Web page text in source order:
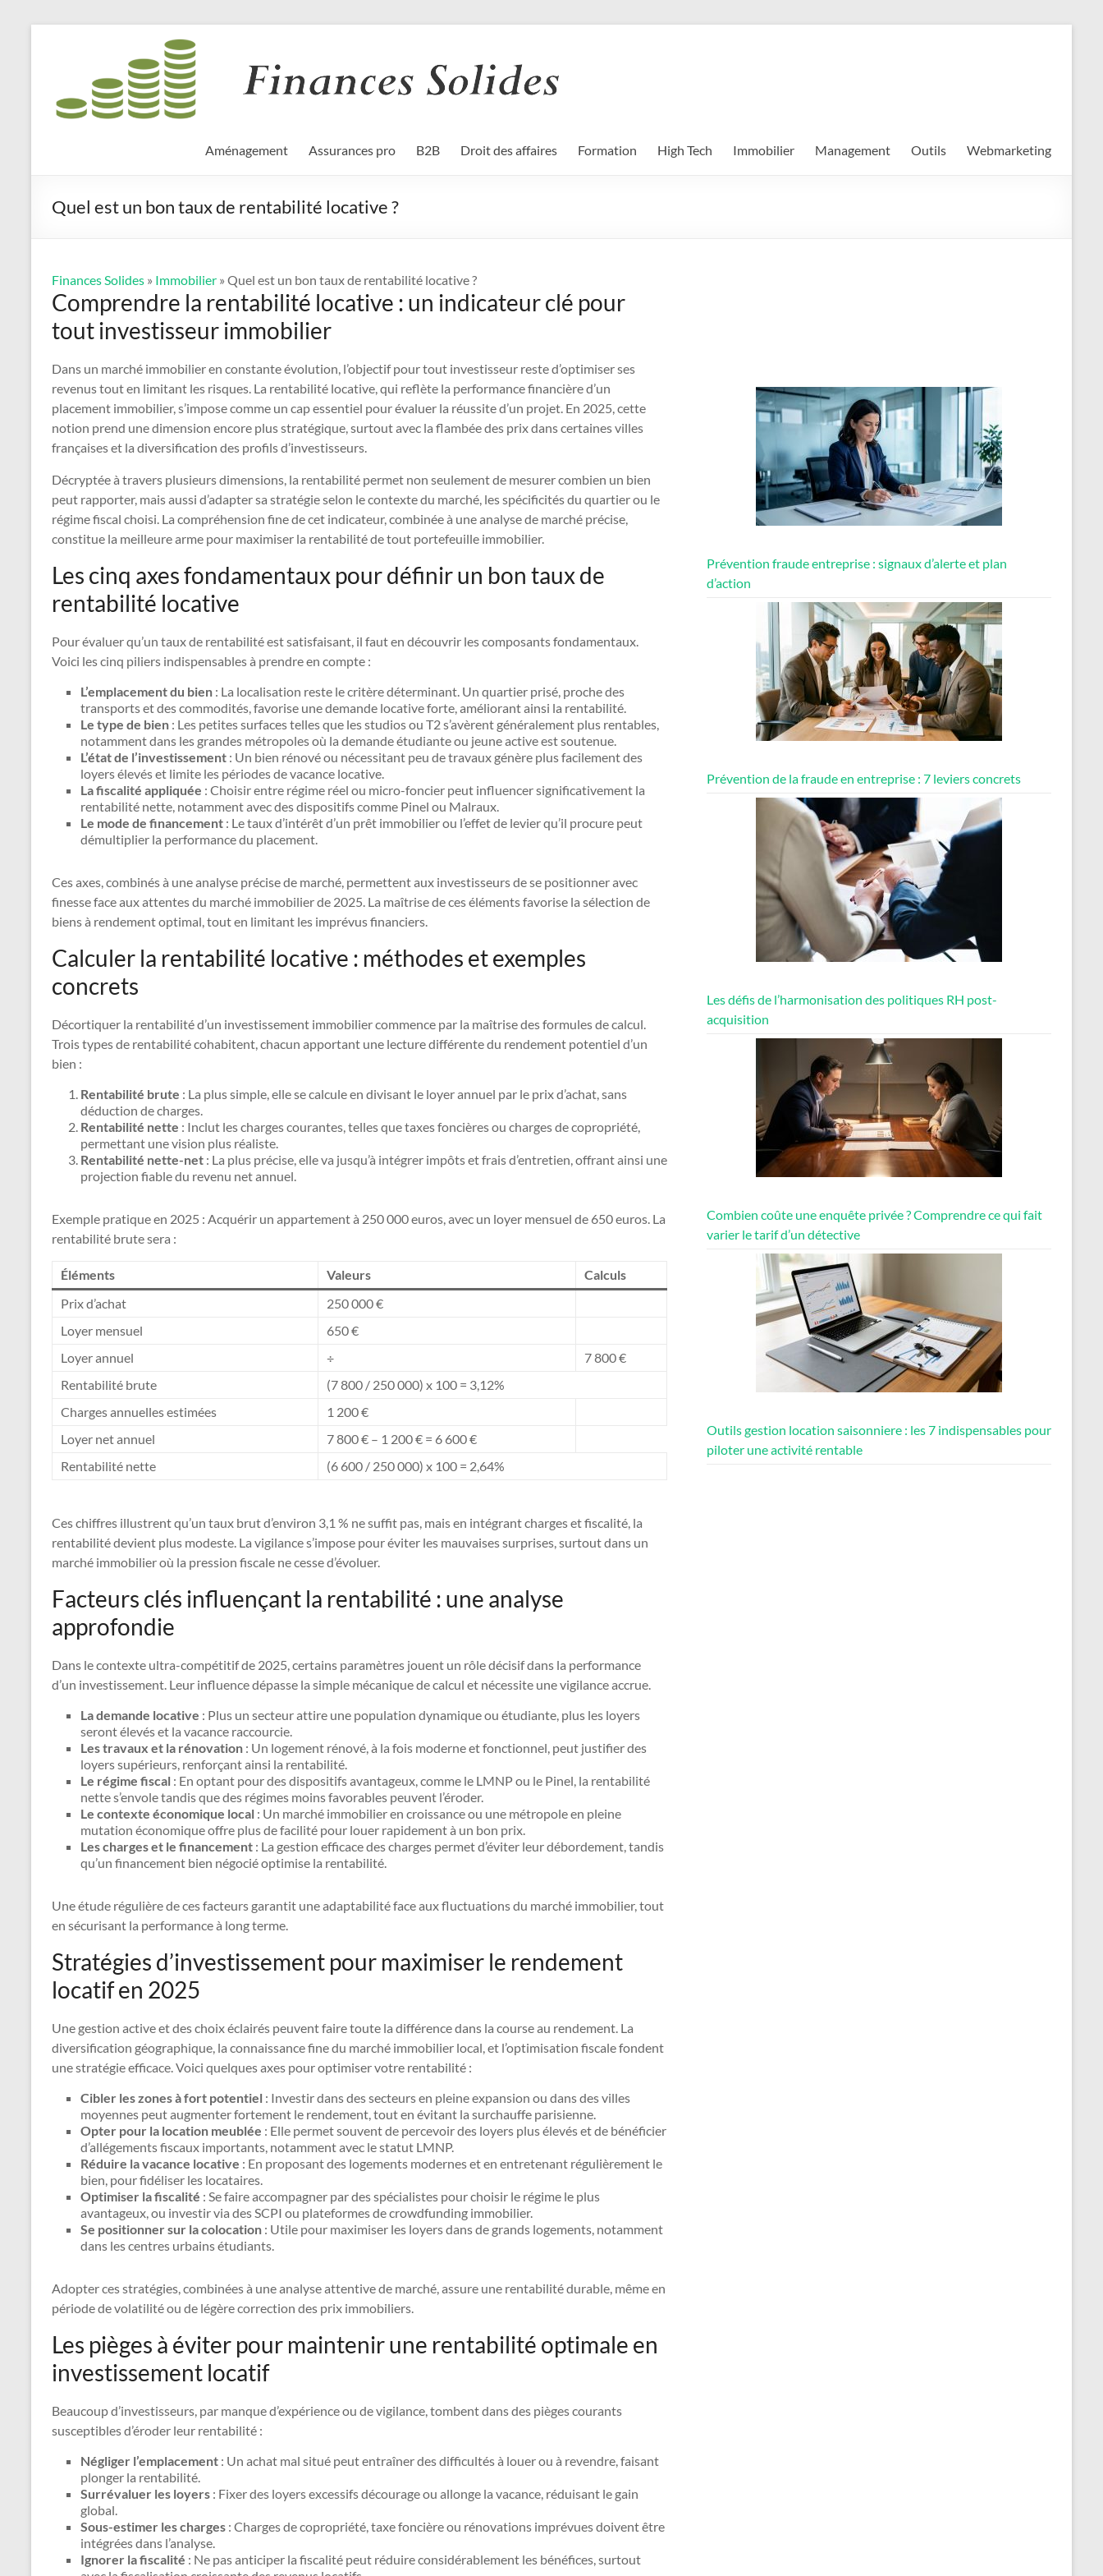
Finances
Solides
Aménagement Assurances pro B2B Droit des affaires Formation High Tech Immobilier Management Outils Webmarketing
Quel est un bon taux de rentabilité locative ?
Finances Solides » Immobilier » Quel est un bon taux de rentabilité locative ?
Comprendre la rentabilité locative : un indicateur clé pour
tout investisseur immobilier
Dans un marché immobilier en constante évolution, l’objectif pour tout investisseur reste d’optimiser ses
revenus tout en limitant les risques. La rentabilité locative, qui reflète la performance financière d’un
placement immobilier, s’impose comme un cap essentiel pour évaluer la réussite d’un projet. En 2025, cette
notion prend une dimension encore plus stratégique, surtout avec la flambée des prix dans certaines villes
françaises et la diversification des profils d’investisseurs.
Décryptée à travers plusieurs dimensions, la rentabilité permet non seulement de mesurer combien un bien
peut rapporter, mais aussi d’adapter sa stratégie selon le contexte du marché, les spécificités du quartier ou le
régime fiscal choisi. La compréhension fine de cet indicateur, combinée à une analyse de marché précise,
constitue la meilleure arme pour maximiser la rentabilité de tout portefeuille immobilier.
Les cinq axes fondamentaux pour définir un bon taux de
rentabilité locative
Pour évaluer qu’un taux de rentabilité est satisfaisant, il faut en découvrir les composants fondamentaux.
Voici les cinq piliers indispensables à prendre en compte :
L’emplacement du bien : La localisation reste le critère déterminant. Un quartier prisé, proche des
transports et des commodités, favorise une demande locative forte, améliorant ainsi la rentabilité.
Le type de bien : Les petites surfaces telles que les studios ou T2 s’avèrent généralement plus rentables,
notamment dans les grandes métropoles où la demande étudiante ou jeune active est soutenue.
L’état de l’investissement : Un bien rénové ou nécessitant peu de travaux génère plus facilement des
loyers élevés et limite les périodes de vacance locative.
La fiscalité appliquée : Choisir entre régime réel ou micro-foncier peut influencer significativement la
rentabilité nette, notamment avec des dispositifs comme Pinel ou Malraux.
Le mode de financement : Le taux d’intérêt d’un prêt immobilier ou l’effet de levier qu’il procure peut
démultiplier la performance du placement.
Ces axes, combinés à une analyse précise de marché, permettent aux investisseurs de se positionner avec
finesse face aux attentes du marché immobilier de 2025. La maîtrise de ces éléments favorise la sélection de
biens à rendement optimal, tout en limitant les imprévus financiers.
Calculer la rentabilité locative : méthodes et exemples
concrets
Décortiquer la rentabilité d’un investissement immobilier commence par la maîtrise des formules de calcul.
Trois types de rentabilité cohabitent, chacun apportant une lecture différente du rendement potentiel d’un
bien :
Rentabilité brute : La plus simple, elle se calcule en divisant le loyer annuel par le prix d’achat, sans
déduction de charges.
Rentabilité nette : Inclut les charges courantes, telles que taxes foncières ou charges de copropriété,
permettant une vision plus réaliste.
Rentabilité nette-net : La plus précise, elle va jusqu’à intégrer impôts et frais d’entretien, offrant ainsi une
projection fiable du revenu net annuel.
Exemple pratique en 2025 : Acquérir un appartement à 250 000 euros, avec un loyer mensuel de 650 euros. La
rentabilité brute sera :
Éléments Valeurs
Calculs
Prix d’achat
250 000 €
Loyer mensuel
650 €
Loyer annuel
÷
7 800 €
Rentabilité brute
(7 800 / 250 000) x 100 = 3,12%
Charges annuelles estimées
1 200 €
Loyer net annuel
7 800 € – 1 200 € = 6 600 €
Rentabilité nette
(6 600 / 250 000) x 100 = 2,64%
Ces chiffres illustrent qu’un taux brut d’environ 3,1 % ne suffit pas, mais en intégrant charges et fiscalité, la
rentabilité devient plus modeste. La vigilance s’impose pour éviter les mauvaises surprises, surtout dans un
marché immobilier où la pression fiscale ne cesse d’évoluer.
Facteurs clés influençant la rentabilité : une analyse
approfondie
Dans le contexte ultra-compétitif de 2025, certains paramètres jouent un rôle décisif dans la performance
d’un investissement. Leur influence dépasse la simple mécanique de calcul et nécessite une vigilance accrue.
La demande locative : Plus un secteur attire une population dynamique ou étudiante, plus les loyers
seront élevés et la vacance raccourcie.
Les travaux et la rénovation : Un logement rénové, à la fois moderne et fonctionnel, peut justifier des
loyers supérieurs, renforçant ainsi la rentabilité.
Le régime fiscal : En optant pour des dispositifs avantageux, comme le LMNP ou le Pinel, la rentabilité
nette s’envole tandis que des régimes moins favorables peuvent l’éroder.
Le contexte économique local : Un marché immobilier en croissance ou une métropole en pleine
mutation économique offre plus de facilité pour louer rapidement à un bon prix.
Les charges et le financement : La gestion efficace des charges permet d’éviter leur débordement, tandis
qu’un financement bien négocié optimise la rentabilité.
Une étude régulière de ces facteurs garantit une adaptabilité face aux fluctuations du marché immobilier, tout
en sécurisant la performance à long terme.
Stratégies d’investissement pour maximiser le rendement
locatif en 2025
Une gestion active et des choix éclairés peuvent faire toute la différence dans la course au rendement. La
diversification géographique, la connaissance fine du marché immobilier local, et l’optimisation fiscale fondent
une stratégie efficace. Voici quelques axes pour optimiser votre rentabilité :
Cibler les zones à fort potentiel : Investir dans des secteurs en pleine expansion ou dans des villes
moyennes peut augmenter fortement le rendement, tout en évitant la surchauffe parisienne.
Opter pour la location meublée : Elle permet souvent de percevoir des loyers plus élevés et de bénéficier
d’allégements fiscaux importants, notamment avec le statut LMNP.
Réduire la vacance locative : En proposant des logements modernes et en entretenant régulièrement le
bien, pour fidéliser les locataires.
Optimiser la fiscalité : Se faire accompagner par des spécialistes pour choisir le régime le plus
avantageux, ou investir via des SCPI ou plateformes de crowdfunding immobilier.
Se positionner sur la colocation : Utile pour maximiser les loyers dans de grands logements, notamment
dans les centres urbains étudiants.
Adopter ces stratégies, combinées à une analyse attentive de marché, assure une rentabilité durable, même en
période de volatilité ou de légère correction des prix immobiliers.
Les pièges à éviter pour maintenir une rentabilité optimale en
investissement locatif
Beaucoup d’investisseurs, par manque d’expérience ou de vigilance, tombent dans des pièges courants
susceptibles d’éroder leur rentabilité :
Négliger l’emplacement : Un achat mal situé peut entraîner des difficultés à louer ou à revendre, faisant
plonger la rentabilité.
Surrévaluer les loyers : Fixer des loyers excessifs décourage ou allonge la vacance, réduisant le gain
global.
Sous-estimer les charges : Charges de copropriété, taxe foncière ou rénovations imprévues doivent être
intégrées dans l’analyse.
Ignorer la fiscalité : Ne pas anticiper la fiscalité peut réduire considérablement les bénéfices, surtout
Prévention fraude entreprise : signaux d’alerte et plan
d’action
Prévention de la fraude en entreprise : 7 leviers concrets
Les défis de l’harmonisation des politiques RH post-
acquisition
Combien coûte une enquête privée ? Comprendre ce qui fait
varier le tarif d’un détective
Outils gestion location saisonniere : les 7 indispensables pour
piloter une activité rentable